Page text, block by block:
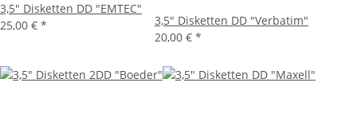
3,5" Disketten DD "EMTEC"
25,00 € *
3,5" Disketten DD "Verbatim"
20,00 € *